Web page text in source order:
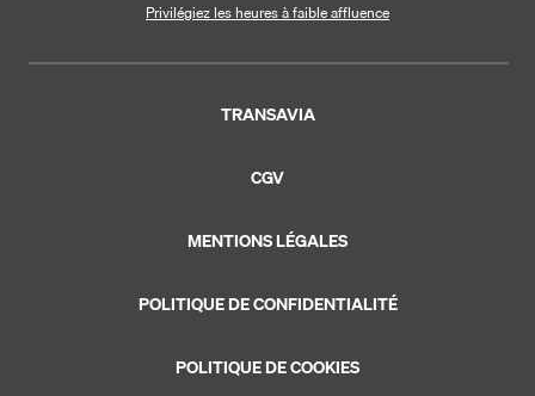
Privilégiez les heures à faible affluence
TRANSAVIA
CGV
MENTIONS LÉGALES
POLITIQUE DE CONFIDENTIALITÉ
POLITIQUE DE COOKIES